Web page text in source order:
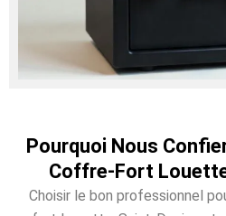
Pourquoi Nous
Coffre-Fort
Choisir le bon professionnel